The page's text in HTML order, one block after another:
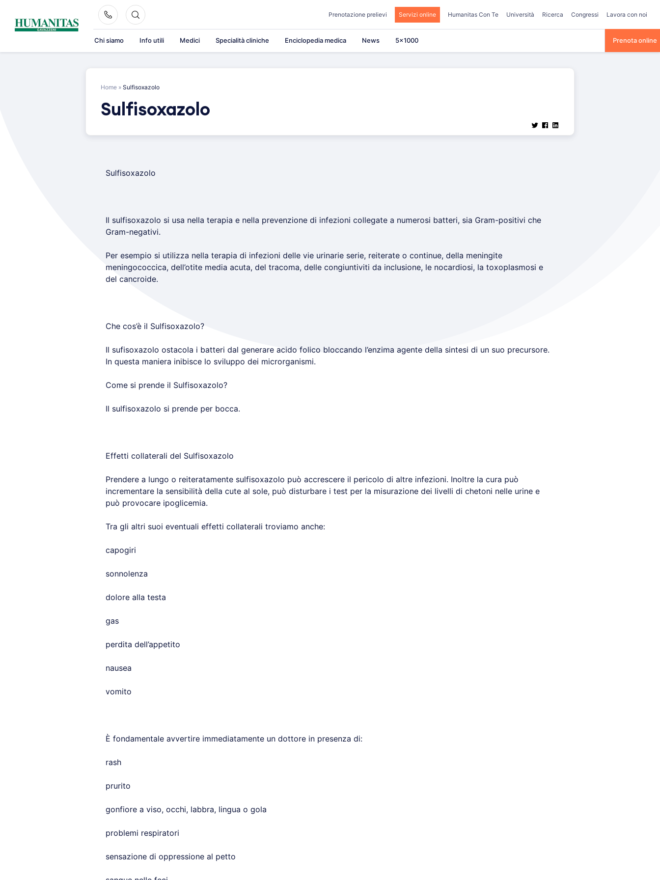
content
Prenotazione prelievi Servizi online Humanitas Con Te Università Ricerca Congressi Lavora con noi
Chi siamo Info utili Medici Specialità cliniche Enciclopedia medica News 5×1000 Prenota online
Home » Sulfisoxazolo
Sulfisoxazolo
Sulfisoxazolo
Il sulfisoxazolo si usa nella terapia e nella prevenzione di infezioni collegate a numerosi batteri, sia Gram-positivi che
Gram-negativi.
Per esempio si utilizza nella terapia di infezioni delle vie urinarie serie, reiterate o continue, della meningite
meningococcica, dell’otite media acuta, del tracoma, delle congiuntiviti da inclusione, le nocardiosi, la toxoplasmosi e
del cancroide.
Che cos’è il Sulfisoxazolo?
Il sufisoxazolo ostacola i batteri dal generare acido folico bloccando l’enzima agente della sintesi di un suo precursore.
In questa maniera inibisce lo sviluppo dei microrganismi.
Come si prende il Sulfisoxazolo?
Il sulfisoxazolo si prende per bocca.
Effetti collaterali del Sulfisoxazolo
Prendere a lungo o reiteratamente sulfisoxazolo può accrescere il pericolo di altre infezioni. Inoltre la cura può
incrementare la sensibilità della cute al sole, può disturbare i test per la misurazione dei livelli di chetoni nelle urine e
può provocare ipoglicemia.
Tra gli altri suoi eventuali effetti collaterali troviamo anche:
capogiri
sonnolenza
dolore alla testa
gas
perdita dell’appetito
nausea
vomito
È fondamentale avvertire immediatamente un dottore in presenza di:
rash
prurito
gonfiore a viso, occhi, labbra, lingua o gola
problemi respiratori
sensazione di oppressione al petto